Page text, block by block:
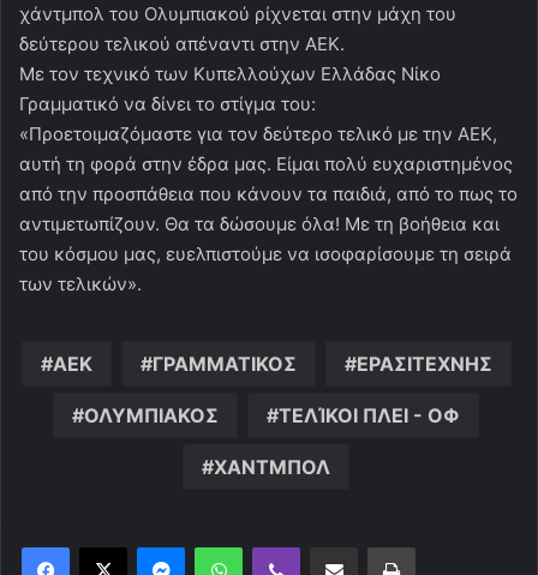
χάντμπολ του Ολυμπιακού ρίχνεται στην μάχη του
δεύτερου τελικού απέναντι στην ΑΕΚ.
Με τον τεχνικό των Κυπελλούχων Ελλάδας Νίκο
Γραμματικό να δίνει το στίγμα του:
«Προετοιμαζόμαστε για τον δεύτερο τελικό με την ΑΕΚ,
αυτή τη φορά στην έδρα μας. Είμαι πολύ ευχαριστημένος
από την προσπάθεια που κάνουν τα παιδιά, από το πως το
αντιμετωπίζουν. Θα τα δώσουμε όλα! Με τη βοήθεια και
του κόσμου μας, ευελπιστούμε να ισοφαρίσουμε τη σειρά
των τελικών».
ΑΕΚ ΓΡΑΜΜΑΤΙΚΟΣ ΕΡΑΣΙΤΕΧΝΗΣ
ΟΛΥΜΠΙΑΚΟΣ ΤΕΛΊΚΟΙ ΠΛΕΙ - ΟΦ
ΧΑΝΤΜΠΟΛ
MessengerWhatsAppViber Κοινοποίηση μέσω ηλεκτρονικού ταχυδρομείουΕκτύπωση